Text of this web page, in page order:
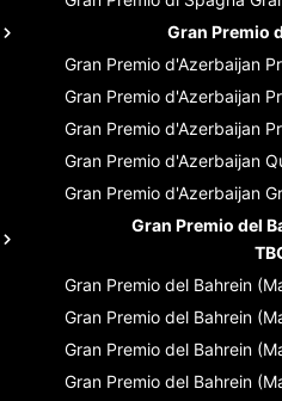
Gran Premio
Gran Premio d'Azerbaijan
Gran Premio d'Azerbaijan
Gran Premio d'Azerbaijan
Gran Premio d'Azerbaijan
Gran Premio d'Azerbaijan
Gran Premio del
Gran Premio del Bahrein
Gran Premio del Bahrein
Gran Premio del Bahrein
Gran Premio del Bahrein